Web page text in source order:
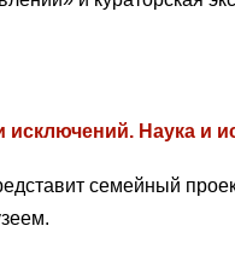
Наука и
семейный